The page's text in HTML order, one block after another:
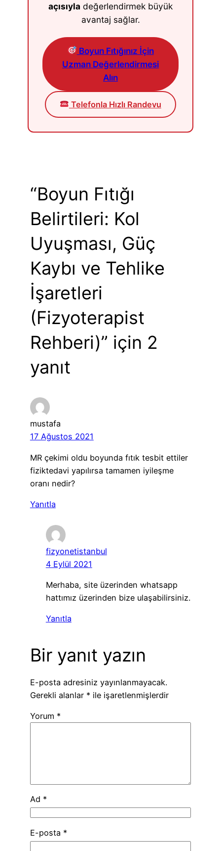
açısıyla değerlendirmek büyük
avantaj sağlar.
Boyun Fıtığınız İçin
Uzman Değerlendirmesi
Alın
Telefonla Hızlı Randevu
“Boyun Fıtığı
Belirtileri: Kol
Uyuşması, Güç
Kaybı ve Tehlike
İşaretleri
(Fizyoterapist
Rehberi)” için 2
yanıt
mustafa
17 Ağustos 2021
MR çekimi oldu boyunda fıtık tesbit ettiler
fiziktedavi yapılırsa tamamen iyileşme
oranı nedir?
Yanıtla
fizyonetistanbul
4 Eylül 2021
Merhaba, site üzerinden whatsapp
hattımız üzerinden bize ulaşabilirsiniz.
Yanıtla
Bir yanıt yazın
E-posta adresiniz yayınlanmayacak.
Gerekli alanlar * ile işaretlenmişlerdir
Yorum *
Ad *
E-posta *